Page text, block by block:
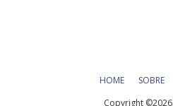
HOME SOBRE
Copyright ©2026